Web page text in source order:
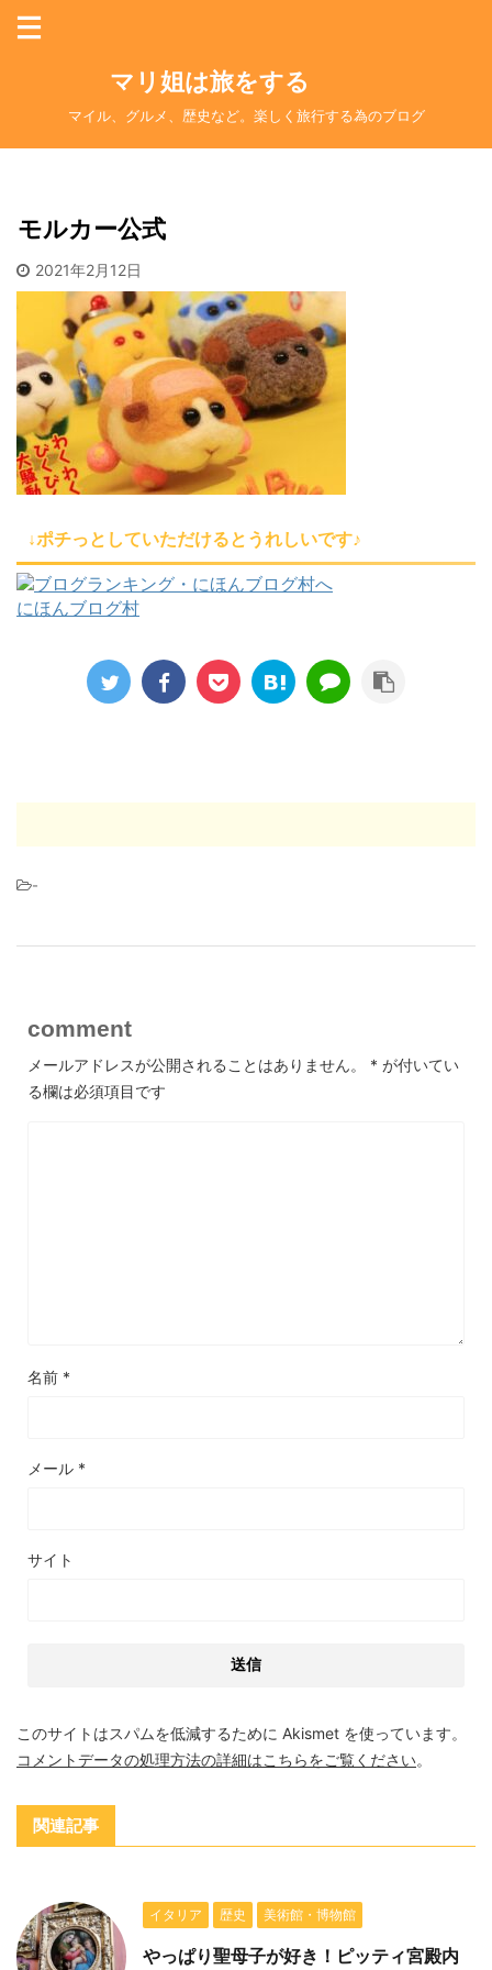
マリ姐は旅をする
マイル、グルメ、歴史など。楽しく旅行する為のブログ
モルカー公式
2021年2月12日
↓ポチっとしていただけるとうれしいです♪
にほんブログ村
-
comment
メールアドレスが公開されることはありません。 * が付いてい
る欄は必須項目です
名前 *
メール *
サイト
このサイトはスパムを低減するために Akismet を使っています。
コメントデータの処理方法の詳細はこちらをご覧ください。
関連記事
イタリア 歴史 美術館・博物館
やっぱり聖母子が好き！ピッティ宮殿内